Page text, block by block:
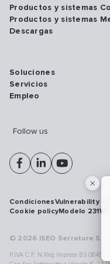
Productos y sistemas
Productos y sistemas
Descargas
Soluciones
Servicios
Empleo
Follow us
© 2026 ISEO Serrature
P.IVA C.F. N.Reg.Imprese BS
CondicionesVulnerability
Cookie policyModelo 231